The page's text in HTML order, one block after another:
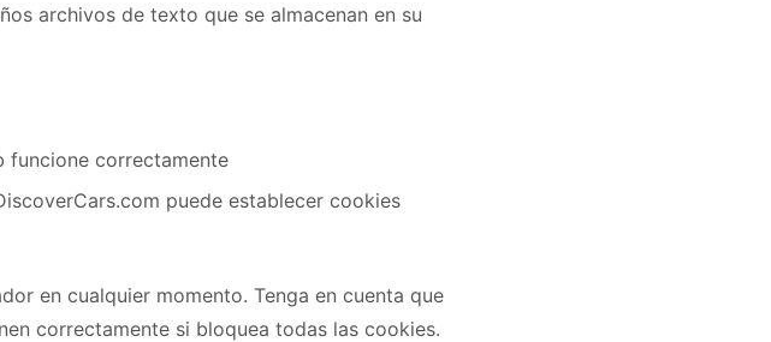
archivos de texto que se almacenan en su
funcione correctamente
puede establecer cookies
en cualquier momento. Tenga en cuenta que
correctamente si bloquea todas las cookies.